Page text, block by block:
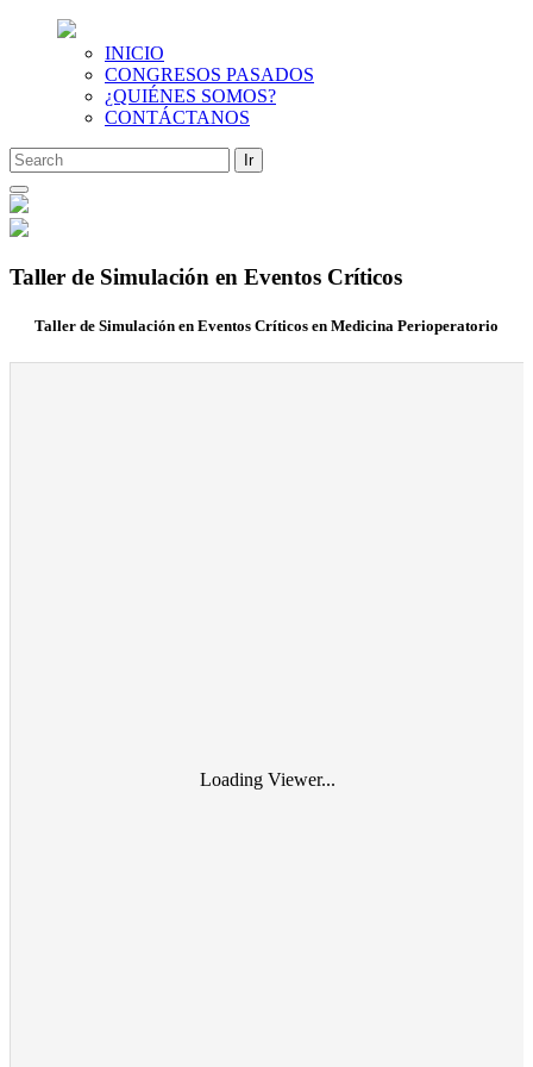
INICIO
CONGRESOS PASADOS
¿QUIÉNES SOMOS?
CONTÁCTANOS
Saltar
al
contenido
Taller de Simulación en Eventos Críticos
Taller de Simulación en Eventos Críticos en Medicina Perioperatorio
Loading Viewer...